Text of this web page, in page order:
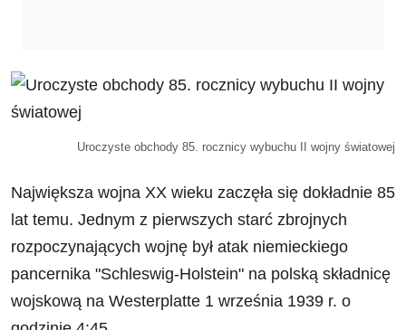
Uroczyste obchody 85. rocznicy wybuchu II wojny światowej
Największa wojna XX wieku zaczęła się dokładnie 85
lat temu. Jednym z pierwszych starć zbrojnych
rozpoczynających wojnę był atak niemieckiego
pancernika "Schleswig-Holstein" na polską składnicę
wojskową na Westerplatte 1 września 1939 r. o